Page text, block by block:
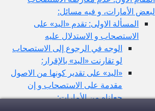
لبعض الأمارات، و فيه مسائل:
المسألة الاولى: تقدم «اليد» على
الاستصحاب و الاستدلال عليه
الوجه في الرجوع إلى الاستصحاب
لو تقارنت «اليد» بالإقرار:
«اليد» على تقدير كونها من الاصول
مقدمة على الاستصحاب و إن
جعلناه من الأمارات: